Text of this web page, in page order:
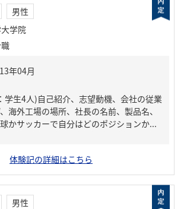
男性
学院
学生4人)自己紹介、志望動機、会社の従業
海外工場の場所、社長の名前、製品名、
かサッカーで自分はどのポジションか...
体験記の詳細はこちら
男性